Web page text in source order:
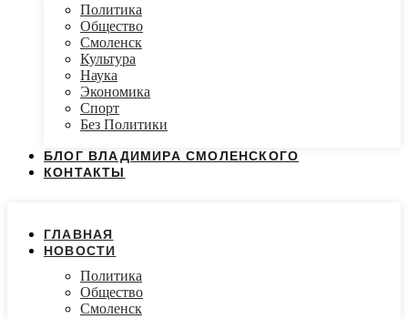
Политика
Общество
Смоленск
Культура
Наука
Экономика
Спорт
Без Политики
БЛОГ ВЛАДИМИРА СМОЛЕНСКОГО
КОНТАКТЫ
ГЛАВНАЯ
НОВОСТИ
Политика
Общество
Смоленск